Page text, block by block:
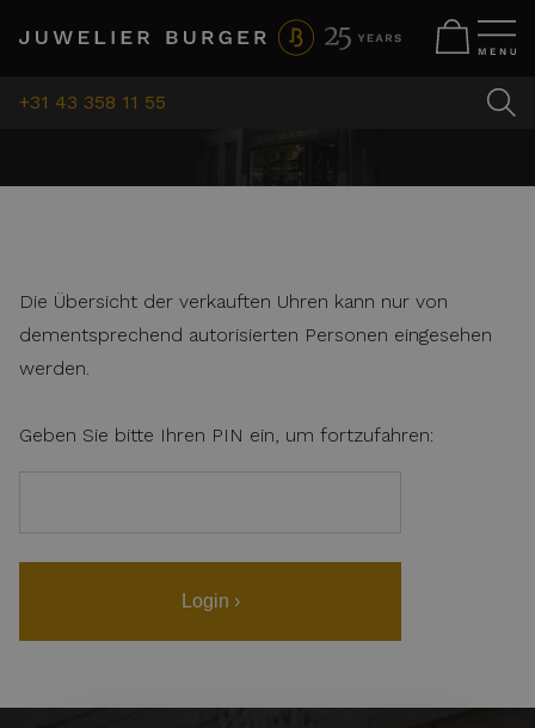
+31 43 358 11 55
Die Übersicht der verkauften Uhren kann nur von
dementsprechend autorisierten Personen eingesehen
werden.
Geben Sie bitte Ihren PIN ein, um fortzufahren:
Login ›